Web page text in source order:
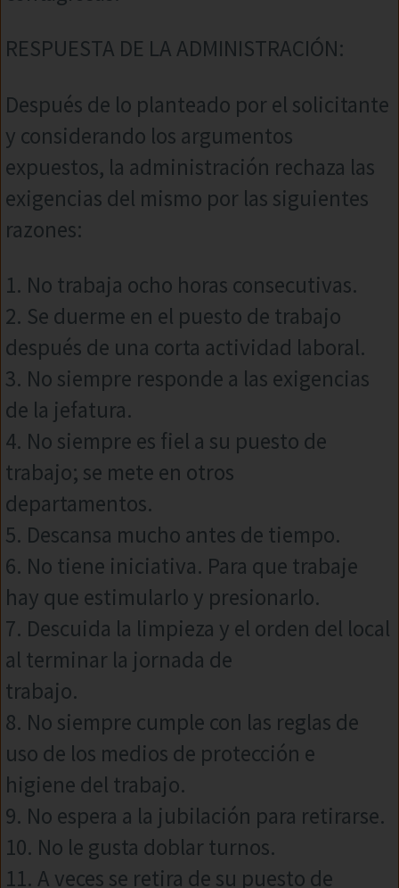
RESPUESTA DE LA ADMINISTRACIÓN:
Después de lo planteado por el solicitante
y considerando los argumentos
expuestos, la administración rechaza las
exigencias del mismo por las siguientes
razones:
1. No trabaja ocho horas consecutivas.
2. Se duerme en el puesto de trabajo
después de una corta actividad laboral.
3. No siempre responde a las exigencias
de la jefatura.
4. No siempre es fiel a su puesto de
trabajo; se mete en otros
departamentos.
5. Descansa mucho antes de tiempo.
6. No tiene iniciativa. Para que trabaje
hay que estimularlo y presionarlo.
7. Descuida la limpieza y el orden del local
al terminar la jornada de
trabajo.
8. No siempre cumple con las reglas de
uso de los medios de protección e
higiene del trabajo.
9. No espera a la jubilación para retirarse.
10. No le gusta doblar turnos.
11. A veces se retira de su puesto de